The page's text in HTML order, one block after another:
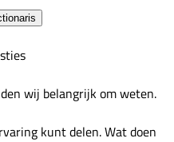
wij belangrijk om weten.
kunt delen. Wat doen